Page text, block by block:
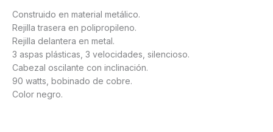
Construido en material metálico.
Rejilla trasera en polipropileno.
Rejilla delantera en metal.
3 aspas plásticas, 3 velocidades, silencioso.
Cabezal oscilante con inclinación.
90 watts, bobinado de cobre.
Color negro.